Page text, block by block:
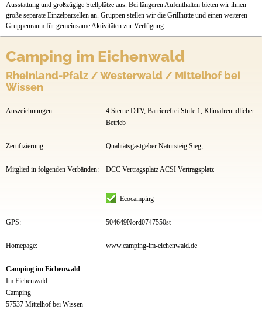
Ausstattung und großzügige Stellplätze aus. Bei längeren Aufenthalten bieten wir ihnen
große separate Einzelparzellen an. Gruppen stellen wir die Grillhütte und einen weiteren
Gruppenraum für gemeinsame Aktivitäten zur Verfügung.
Camping im Eichenwald
Rheinland-Pfalz / Westerwald / Mittelhof bei
Wissen
Auszeichnungen:
4 Sterne DTV, Barrierefrei Stufe 1, Klimafreundlicher
Betrieb
Zertifizierung: Qualitätsgastgeber Natursteig Sieg,
Mitglied in folgenden Verbänden: DCC Vertragsplatz ACSI Vertragsplatz
Ecocamping
GPS: 504649Nord0747550st
Homepage: www.camping-im-eichenwald.de
Camping im Eichenwald
Im Eichenwald
Camping
57537 Mittelhof bei Wissen